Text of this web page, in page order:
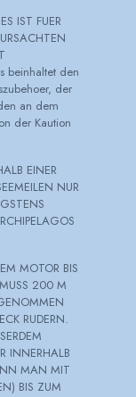
IST FUER
beinhaltet den
der
an dem
der Kaution
EINER
NUR
MOTOR BIS
200 M
RUDERN.
INNERHALB
MAN MIT
BIS ZUM